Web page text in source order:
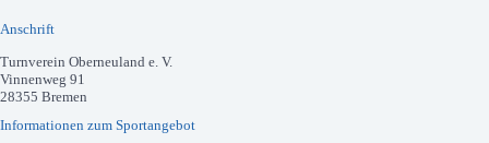
Anschrift
Turnverein Oberneuland e. V.
Vinnenweg 91
28355 Bremen
Informationen zum Sportangebot